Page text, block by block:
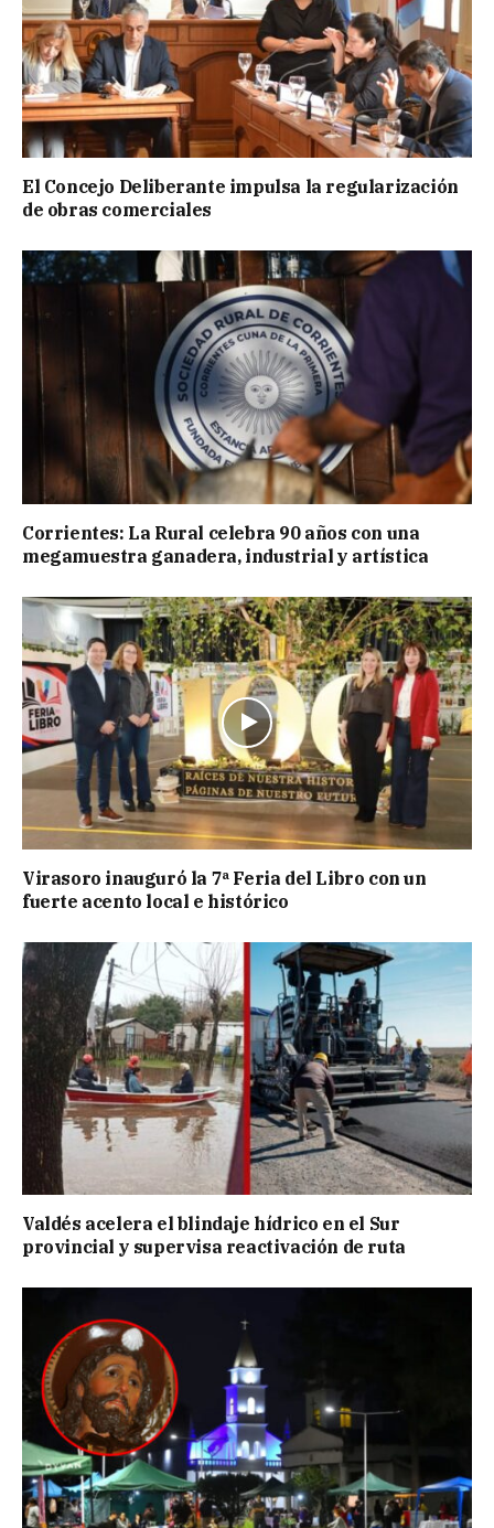
El Concejo Deliberante impulsa la regularización
de obras comerciales
Corrientes: La Rural celebra 90 años con una
megamuestra ganadera, industrial y artística
Virasoro inauguró la 7ª Feria del Libro con un
fuerte acento local e histórico
Valdés acelera el blindaje hídrico en el Sur
provincial y supervisa reactivación de ruta